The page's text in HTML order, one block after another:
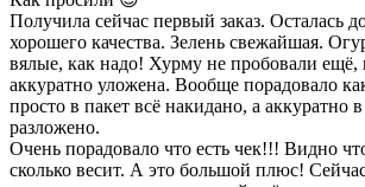
Получила сейчас первый заказ. Осталась
хорошего качества. Зелень свежайшая.
вялые, как надо! Хурму не пробовали ещё,
аккуратно уложена. Вообще порадовало
просто в пакет всё накидано, а аккуратно
разложено.
Очень порадовало что есть чек!!! Видно
сколько весит. А это большой плюс!